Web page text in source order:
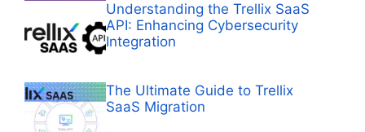
Understanding the Trellix SaaS
API: Enhancing Cybersecurity
Integration
The Ultimate Guide to Trellix
SaaS Migration